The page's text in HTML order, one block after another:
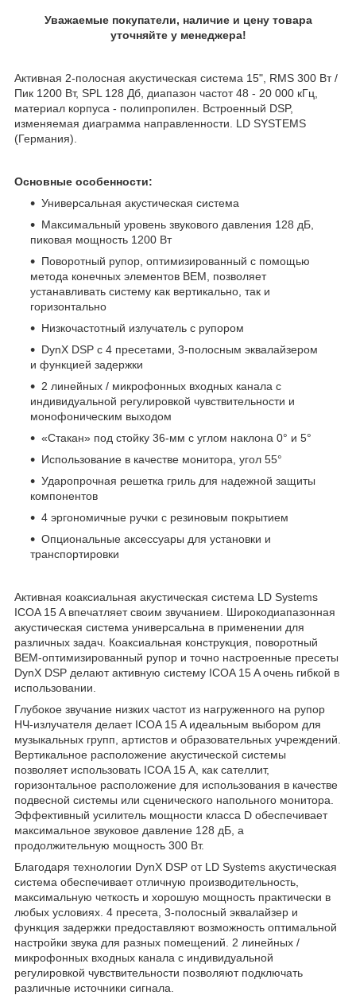
Уважаемые покупатели, наличие и цену товара
уточняйте у менеджера!
Активная 2-полосная акустическая система 15", RMS 300 Вт /
Пик 1200 Вт, SPL 128 Дб, диапазон частот 48 - 20 000 кГц,
материал корпуса - полипропилен. Встроенный DSP,
изменяемая диаграмма направленности. LD SYSTEMS
(Германия).
Основные особенности:
Универсальная акустическая система
Максимальный уровень звукового давления 128 дБ,
пиковая мощность 1200 Вт
Поворотный рупор, оптимизированный с помощью
метода конечных элементов BEM, позволяет
устанавливать систему как вертикально, так и
горизонтально
Низкочастотный излучатель с рупором
DynX DSP с 4 пресетами, 3-полосным эквалайзером
и функцией задержки
2 линейных / микрофонных входных канала с
индивидуальной регулировкой чувствительности и
монофоническим выходом
«Стакан» под стойку 36-мм с углом наклона 0° и 5°
Использование в качестве монитора, угол 55°
Ударопрочная решетка гриль для надежной защиты
компонентов
4 эргономичные ручки с резиновым покрытием
Опциональные аксессуары для установки и
транспортировки
Активная коаксиальная акустическая система LD Systems
ICOA 15 A впечатляет своим звучанием. Широкодиапазонная
акустическая система универсальна в применении для
различных задач. Коаксиальная конструкция, поворотный
BEM-оптимизированный рупор и точно настроенные пресеты
DynX DSP делают активную систему ICOA 15 A очень гибкой в
использовании.
Глубокое звучание низких частот из нагруженного на рупор
НЧ-излучателя делает ICOA 15 A идеальным выбором для
музыкальных групп, артистов и образовательных учреждений.
Вертикальное расположение акустической системы
позволяет использовать ICOA 15 A, как сателлит,
горизонтальное расположение для использования в качестве
подвесной системы или сценического напольного монитора.
Эффективный усилитель мощности класса D обеспечивает
максимальное звуковое давление 128 дБ, а
продолжительную мощность 300 Вт.
Благодаря технологии DynX DSP от LD Systems акустическая
система обеспечивает отличную производительность,
максимальную четкость и хорошую мощность практически в
любых условиях. 4 пресета, 3-полосный эквалайзер и
функция задержки предоставляют возможность оптимальной
настройки звука для разных помещений. 2 линейных /
микрофонных входных канала с индивидуальной
регулировкой чувствительности позволяют подключать
различные источники сигнала.